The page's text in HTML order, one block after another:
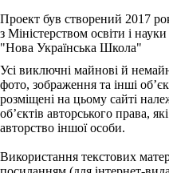
Проект був створений 2017
з Міністерством освіти і
"Нова Українська Школа"
Усі виключні майнові й
фото, зображення та інші
розміщені на цьому сайті
об’єктів авторського права,
авторство іншої особи.
Використання текстових